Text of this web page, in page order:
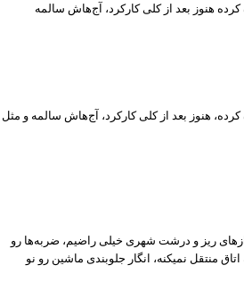
هنوز بعد از کلی کارکرد، آج‌هاش سالمه
هنوز بعد از کلی کارکرد، آج‌هاش سالمه و مثل
ریز و درشت شهری خیلی راضیم، ضربه‌ها رو
منتقل نمیکنه، انگار جلوبندی ماشین رو نو